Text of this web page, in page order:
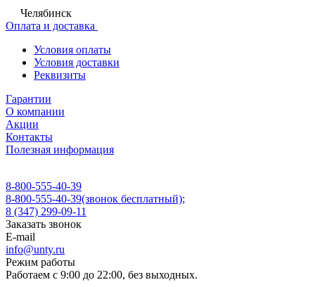
Челябинск
Оплата и доставка
Условия оплаты
Условия доставки
Реквизиты
Гарантии
О компании
Акции
Контакты
Полезная информация
8-800-555-40-39
8-800-555-40-39(звонок бесплатный);
8 (347) 299-09-11
Заказать звонок
E-mail
info@unty.ru
Режим работы
Работаем с 9:00 до 22:00, без выходных.